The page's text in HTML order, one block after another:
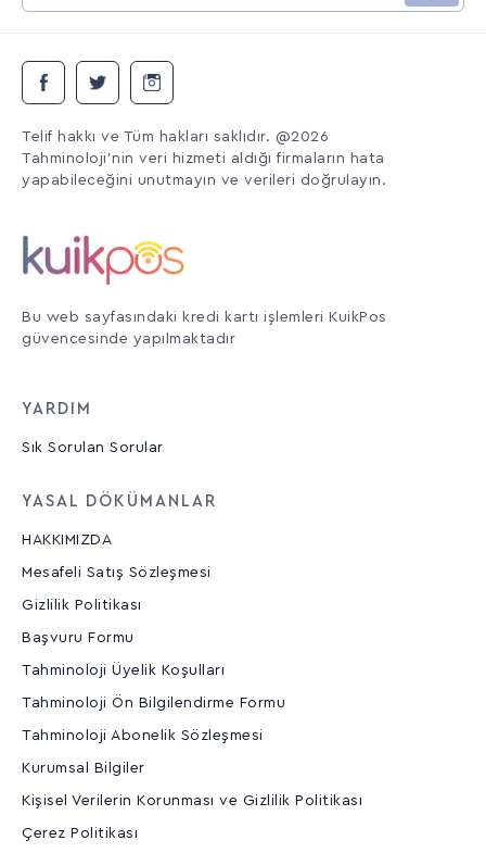
Telif hakkı ve Tüm hakları saklıdır. @2026
Tahminoloji'nin veri hizmeti aldığı firmaların hata
yapabileceğini unutmayın ve verileri doğrulayın.
Bu web sayfasındaki kredi kartı işlemleri KuikPos
güvencesinde yapılmaktadır
YARDIM
Sık Sorulan Sorular
YASAL DÖKÜMANLAR
HAKKIMIZDA
Mesafeli Satış Sözleşmesi
Gizlilik Politikası
Başvuru Formu
Tahminoloji Üyelik Koşulları
Tahminoloji Ön Bilgilendirme Formu
Tahminoloji Abonelik Sözleşmesi
Kurumsal Bilgiler
Kişisel Verilerin Korunması ve Gizlilik Politikası
Çerez Politikası